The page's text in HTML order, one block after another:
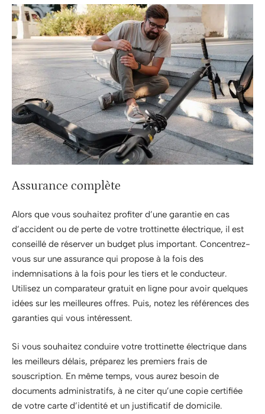
Assurance complète
Alors que vous souhaitez profiter d’une garantie en cas
d’accident ou de perte de votre trottinette électrique, il est
conseillé de réserver un budget plus important. Concentrez-
vous sur une assurance qui propose à la fois des
indemnisations à la fois pour les tiers et le conducteur.
Utilisez un comparateur gratuit en ligne pour avoir quelques
idées sur les meilleures offres. Puis, notez les références des
garanties qui vous intéressent.
Si vous souhaitez conduire votre trottinette électrique dans
les meilleurs délais, préparez les premiers frais de
souscription. En même temps, vous aurez besoin de
documents administratifs, à ne citer qu’une copie certifiée
de votre carte d’identité et un justificatif de domicile.